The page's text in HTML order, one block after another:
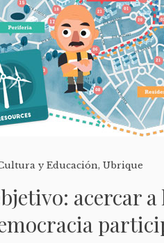
y Educación,Ubrique
acercar a